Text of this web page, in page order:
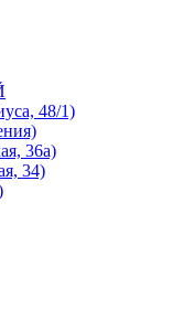
48/1)
36а)
34)